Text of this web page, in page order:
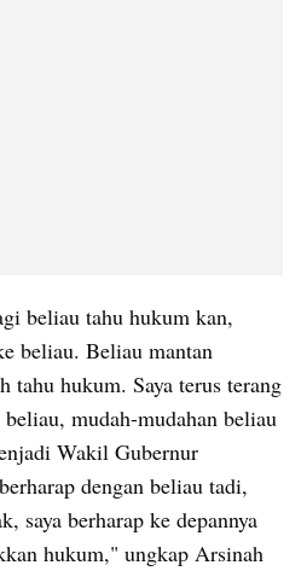
beliau tahu hukum kan,
beliau. Beliau mantan
tahu hukum. Saya terus terang
beliau, mudah-mudahan beliau
Wakil Gubernur
dengan beliau tadi,
saya berharap ke depannya
hukum," ungkap Arsinah